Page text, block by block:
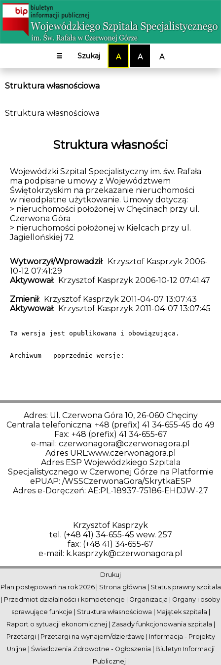
☰ Szukaj A A A
Struktura własnościowa
Struktura własnościowa
Struktura własności
Wojewódzki Szpital Specjalistyczny im. św. Rafała
ma podpisane umowy z Województwem
Świętokrzyskim na przekazanie nieruchomości
w nieodpłatne użytkowanie. Umowy dotyczą:
> nieruchomości położonej w Chęcinach przy ul.
Czerwona Góra
> nieruchomości położonej w Kielcach przy ul.
Jagiellońskiej 72
Wytworzył/Wprowadził: Krzysztof Kasprzyk 2006-
10-12 07:41:29
Aktywował: Krzysztof Kasprzyk 2006-10-12 07:41:47
Zmienił: Krzysztof Kasprzyk 2011-04-07 13:07:43
Aktywował: Krzysztof Kasprzyk 2011-04-07 13:07:45
Ta wersja jest opublikowana i obowiązująca.
Archiwum - poprzednie wersje:
Adres: Ul. Czerwona Góra 10, 26-060 Chęciny
Centrala telefoniczna: +48 (prefix) 41 34-655-45 do 49
Fax: +48 (prefix) 41 34-655-67
e-mail: czerwonagora@czerwonagora.pl
Adres URL:www.czerwonagora.pl
Adres ESP Wojewódzkiego Szpitala
Specjalistycznego w Czerwonej Górze na Platformie
ePUAP: /WSSCzerwonaGora/SkrytkaESP
Adres e-Doręczeń: AE:PL-18937-75186-EHDJW-27
Krzysztof Kasprzyk
tel. (+48 41) 34-655-45 wew. 257
fax: (+48 41) 34-655-67
e-mail: k.kasprzyk@czerwonagora.pl
Drukuj
Plan postępowań na rok 2026| Strona główna
Status prawny szpitala
Przedmiot działalności i kompetencje Organizacja
Organy i osoby
sprawujące funkcje
Struktura własnościowa Majątek szpitala
Raport o sytuacji ekonomicznej| Zasady funkcjonowania szpitala
Przetargi| Przetargi na wynajem/dzierżawę| Informacja - Projekty
Unijne
Świadczenia Zdrowotne - Ogłoszenia
Biuletyn Informacji
Publicznej|